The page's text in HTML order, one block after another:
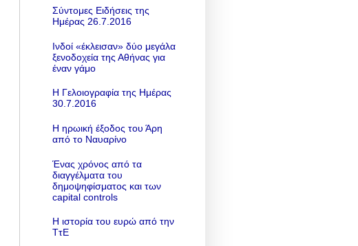
Σύντομες Ειδήσεις της
Ημέρας 26.7.2016
Ινδοί «έκλεισαν» δύο μεγάλα
ξενοδοχεία της Αθήνας για
έναν γάμο
Η Γελοιογραφία της Ημέρας
30.7.2016
Η ηρωική έξοδος του Άρη
από το Ναυαρίνο
Ένας χρόνος από τα
διαγγέλματα του
δημοψηφίσματος και των
capital controls
Η ιστορία του ευρώ από την
ΤτΕ